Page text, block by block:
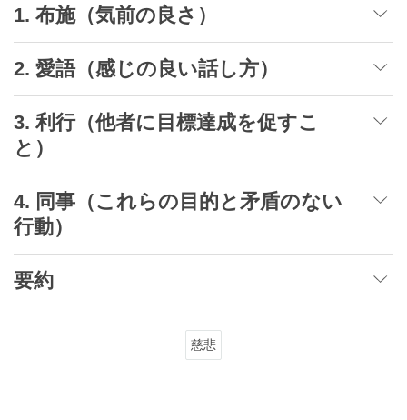
1. 布施（気前の良さ）
2. 愛語（感じの良い話し方）
3. 利行（他者に目標達成を促すこ
と）
4. 同事（これらの目的と矛盾のない
行動）
要約
慈悲